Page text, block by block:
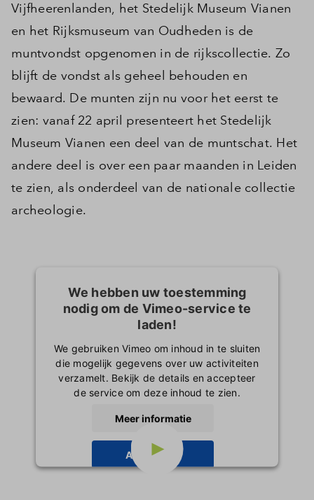
Inloggen
Vijfheerenlanden, het Stedelijk Museum Vianen
en het Rijksmuseum van Oudheden is de
muntvondst opgenomen in de rijkscollectie. Zo
blijft de vondst als geheel behouden en
bewaard. De munten zijn nu voor het eerst te
zien: vanaf 22 april presenteert het Stedelijk
Museum Vianen een deel van de muntschat. Het
andere deel is over een paar maanden in Leiden
te zien, als onderdeel van de nationale collectie
archeologie.
We hebben uw toestemming
nodig om de Vimeo-service te
laden!
We gebruiken Vimeo om inhoud in te sluiten
die mogelijk gegevens over uw activiteiten
verzamelt. Bekijk de details en accepteer
de service om deze inhoud te zien.
Meer informatie
Accepteren